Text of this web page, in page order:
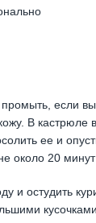
если вы
В кастрюле
ее и
около 20 минут
и остудить